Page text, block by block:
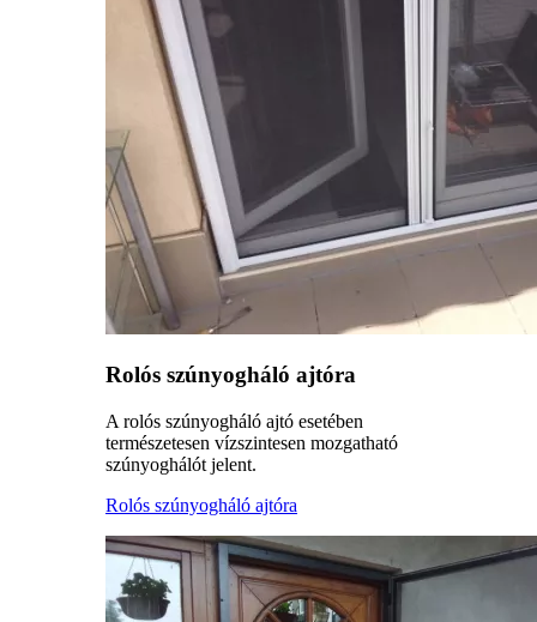
Rolós szúnyogháló ajtóra
A rolós szúnyogháló ajtó esetében
természetesen vízszintesen mozgatható
szúnyoghálót jelent.
Rolós szúnyogháló ajtóra